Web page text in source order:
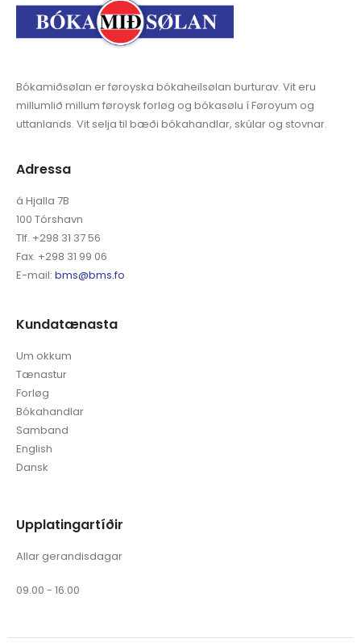
Bókamiðsølan er føroyska bókaheilsølan burturav. Vit eru
millumlið millum føroysk forløg og bókasølu í Føroyum og
uttanlands. Vit selja til bæði bókahandlar, skúlar og stovnar.
Adressa
á Hjalla 7B
100 Tórshavn
Tlf. +298 31 37 56
Fax. +298 31 99 06
E-mail: bms@bms.fo
Kundatænasta
Um okkum
Tænastur
Forløg
Bókahandlar
Samband
English
Dansk
Upplatingartíðir
Allar gerandisdagar
09.00 - 16.00